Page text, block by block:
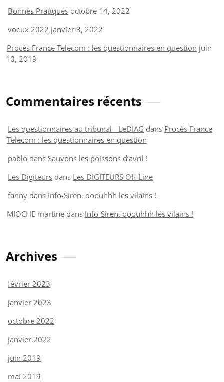
Bonnes Pratiques octobre 14, 2022
voeux 2022 janvier 3, 2022
Procès France Telecom : les questionnaires en question juin
10, 2019
Commentaires récents
Les questionnaires au tribunal - LeDIAG dans Procès France
Telecom : les questionnaires en question
pablo dans Sauvons les poissons d’avril !
Les Digiteurs dans Les DIGITEURS Off Line
fanny dans Info-Siren. ooouhhh les vilains !
MIOCHE martine dans Info-Siren. ooouhhh les vilains !
Archives
février 2023
janvier 2023
octobre 2022
janvier 2022
juin 2019
mai 2019